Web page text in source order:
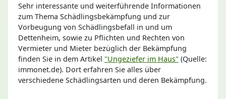
Sehr interessante und weiterführende Informationen
zum Thema Schädlingsbekämpfung und zur
Vorbeugung von Schädlingsbefall in und um
Dettenheim, sowie zu Pflichten und Rechten von
Vermieter und Mieter bezüglich der Bekämpfung
finden Sie in dem Artikel "Ungeziefer im Haus" (Quelle:
immonet.de). Dort erfahren Sie alles über
verschiedene Schädlingsarten und deren Bekämpfung.